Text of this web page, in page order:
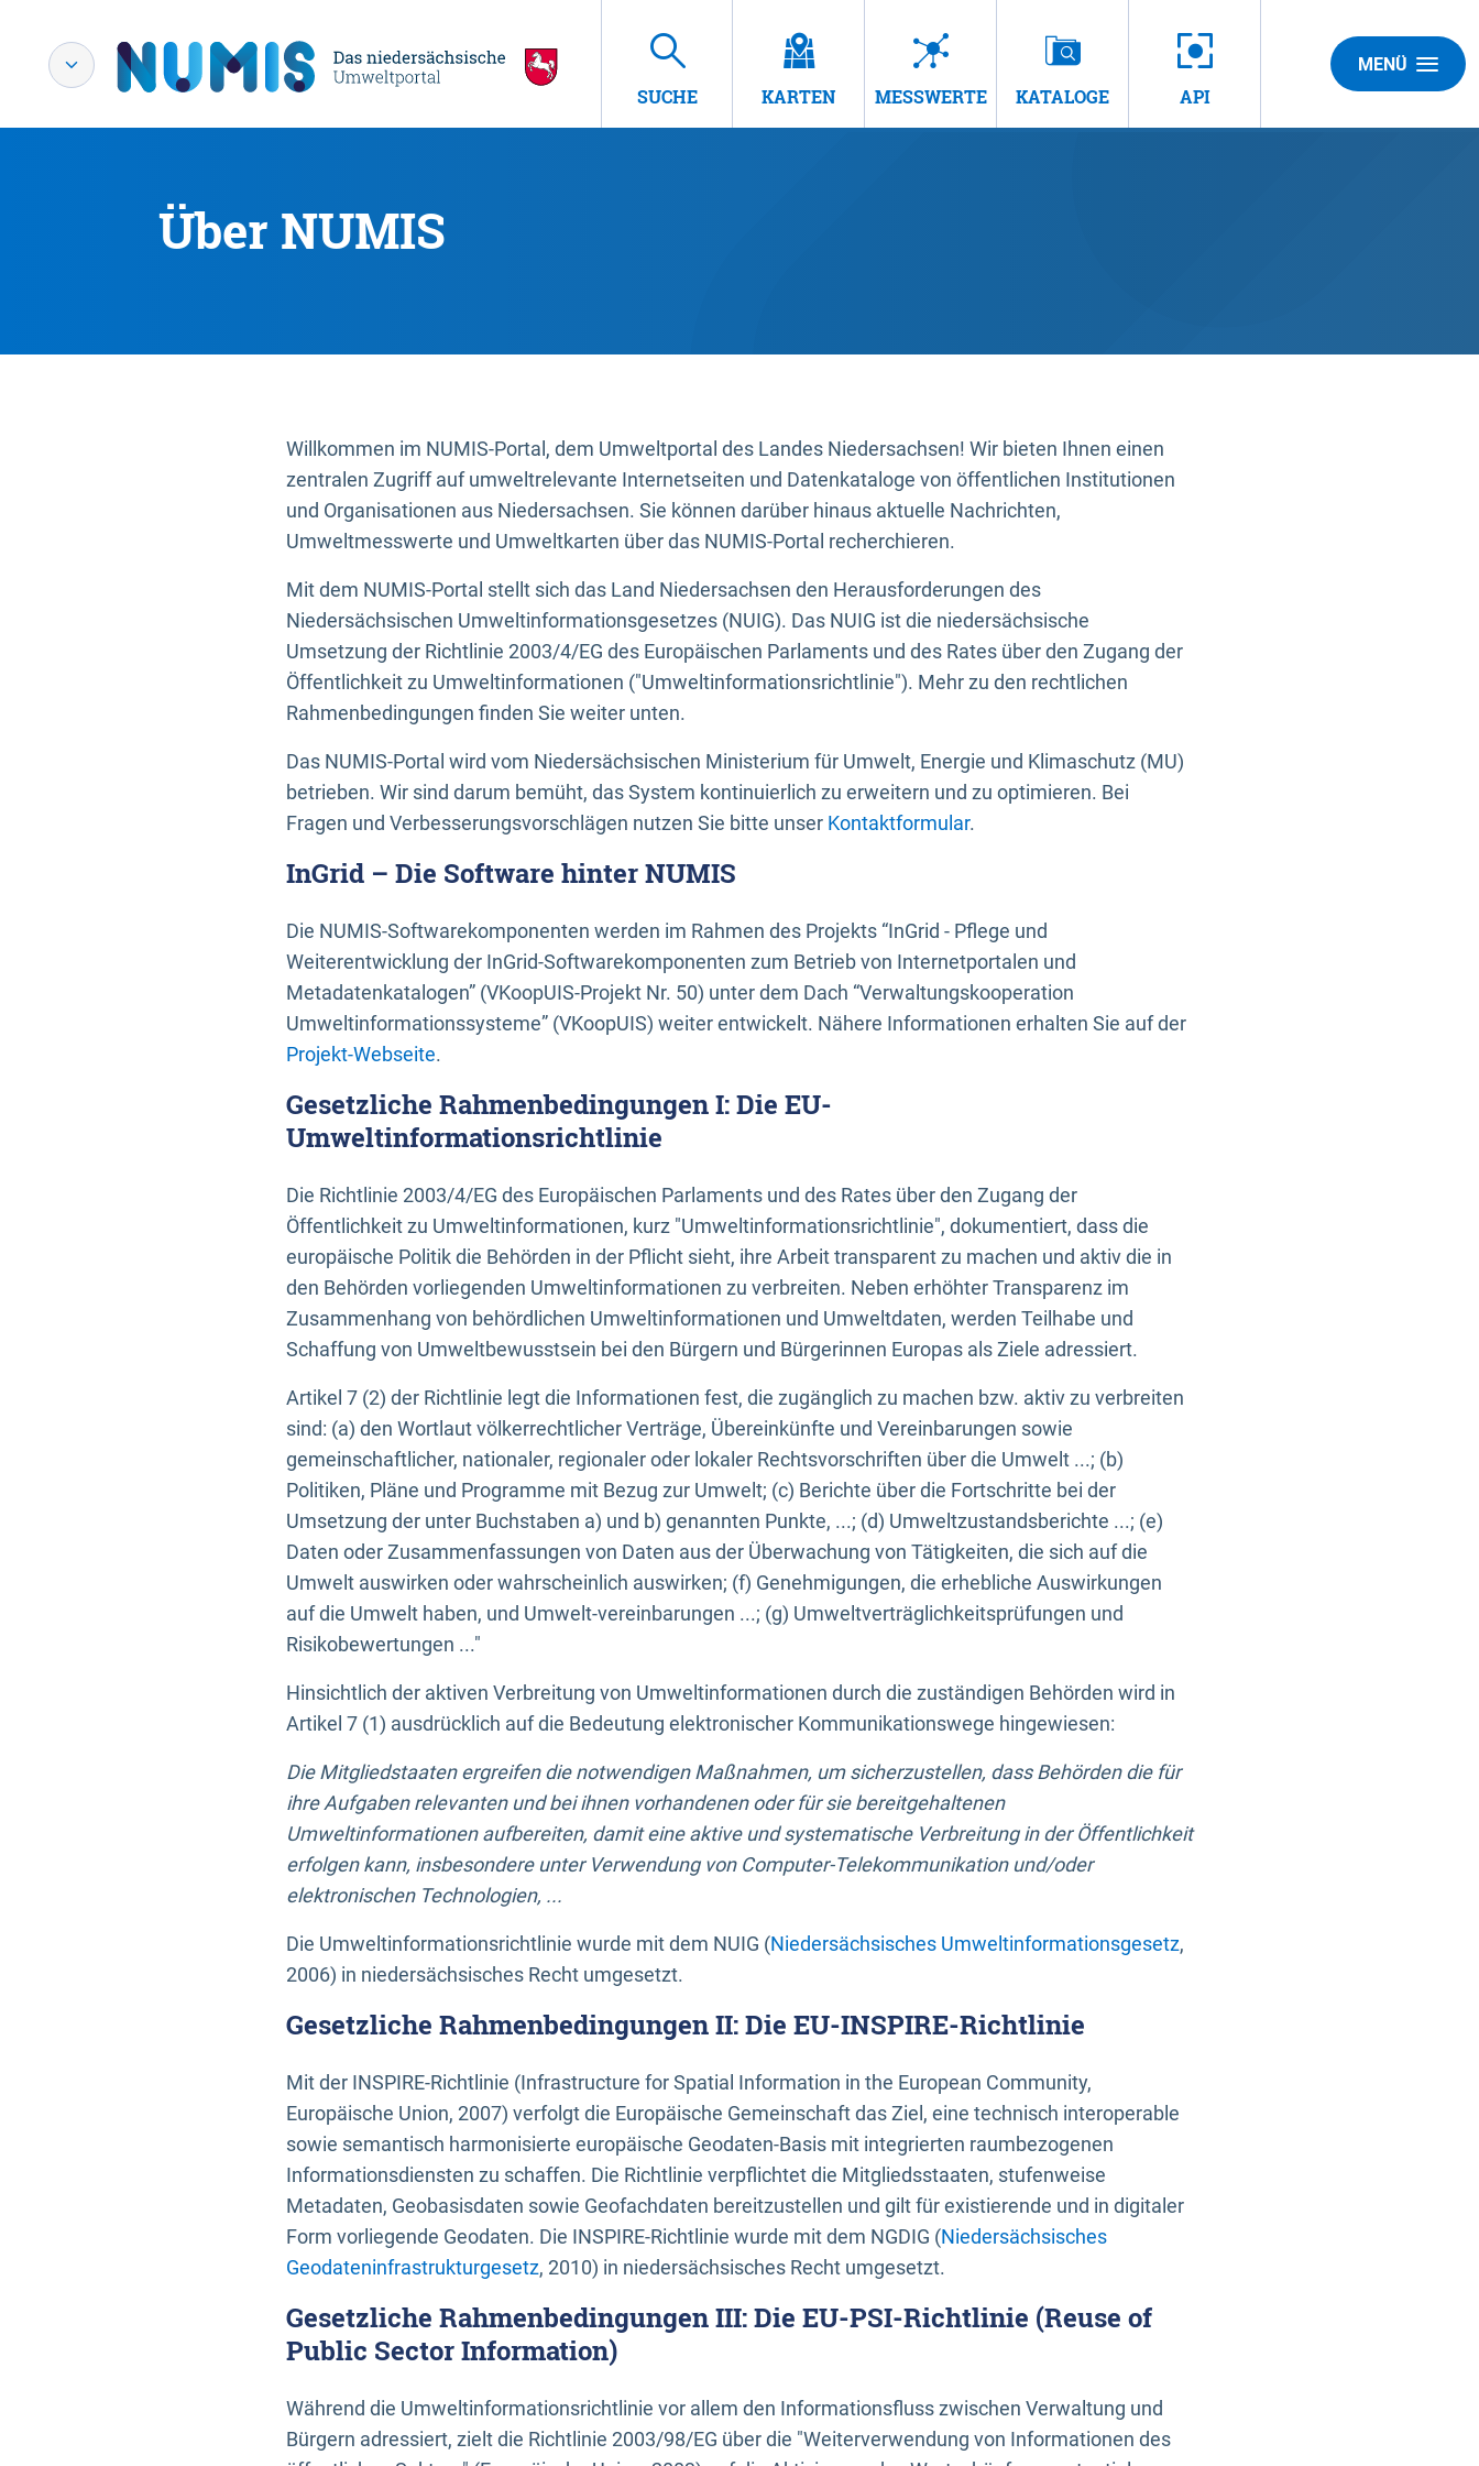
SUCHE KARTEN MESSWERTE KATALOGE API
MENÜ
Über NUMIS
Willkommen im NUMIS-Portal, dem Umweltportal des Landes Niedersachsen! Wir bieten Ihnen einen
zentralen Zugriff auf umweltrelevante Internetseiten und Datenkataloge von öffentlichen Institutionen
und Organisationen aus Niedersachsen. Sie können darüber hinaus aktuelle Nachrichten,
Umweltmesswerte und Umweltkarten über das NUMIS-Portal recherchieren.
Mit dem NUMIS-Portal stellt sich das Land Niedersachsen den Herausforderungen des
Niedersächsischen Umweltinformationsgesetzes (NUIG). Das NUIG ist die niedersächsische
Umsetzung der Richtlinie 2003/4/EG des Europäischen Parlaments und des Rates über den Zugang der
Öffentlichkeit zu Umweltinformationen ("Umweltinformationsrichtlinie"). Mehr zu den rechtlichen
Rahmenbedingungen finden Sie weiter unten.
Das NUMIS-Portal wird vom Niedersächsischen Ministerium für Umwelt, Energie und Klimaschutz (MU)
betrieben. Wir sind darum bemüht, das System kontinuierlich zu erweitern und zu optimieren. Bei
Fragen und Verbesserungsvorschlägen nutzen Sie bitte unser Kontaktformular.
InGrid – Die Software hinter NUMIS
Die NUMIS-Softwarekomponenten werden im Rahmen des Projekts “InGrid - Pflege und
Weiterentwicklung der InGrid-Softwarekomponenten zum Betrieb von Internetportalen und
Metadatenkatalogen” (VKoopUIS-Projekt Nr. 50) unter dem Dach “Verwaltungskooperation
Umweltinformationssysteme” (VKoopUIS) weiter entwickelt. Nähere Informationen erhalten Sie auf der
Projekt-Webseite.
Gesetzliche Rahmenbedingungen I: Die EU-
Umweltinformationsrichtlinie
Die Richtlinie 2003/4/EG des Europäischen Parlaments und des Rates über den Zugang der
Öffentlichkeit zu Umweltinformationen, kurz "Umweltinformationsrichtlinie", dokumentiert, dass die
europäische Politik die Behörden in der Pflicht sieht, ihre Arbeit transparent zu machen und aktiv die in
den Behörden vorliegenden Umweltinformationen zu verbreiten. Neben erhöhter Transparenz im
Zusammenhang von behördlichen Umweltinformationen und Umweltdaten, werden Teilhabe und
Schaffung von Umweltbewusstsein bei den Bürgern und Bürgerinnen Europas als Ziele adressiert.
Artikel 7 (2) der Richtlinie legt die Informationen fest, die zugänglich zu machen bzw. aktiv zu verbreiten
sind: (a) den Wortlaut völkerrechtlicher Verträge, Übereinkünfte und Vereinbarungen sowie
gemeinschaftlicher, nationaler, regionaler oder lokaler Rechtsvorschriften über die Umwelt ...; (b)
Politiken, Pläne und Programme mit Bezug zur Umwelt; (c) Berichte über die Fortschritte bei der
Umsetzung der unter Buchstaben a) und b) genannten Punkte, ...; (d) Umweltzustandsberichte ...; (e)
Daten oder Zusammenfassungen von Daten aus der Überwachung von Tätigkeiten, die sich auf die
Umwelt auswirken oder wahrscheinlich auswirken; (f) Genehmigungen, die erhebliche Auswirkungen
auf die Umwelt haben, und Umwelt-vereinbarungen ...; (g) Umweltverträglichkeitsprüfungen und
Risikobewertungen ..."
Hinsichtlich der aktiven Verbreitung von Umweltinformationen durch die zuständigen Behörden wird in
Artikel 7 (1) ausdrücklich auf die Bedeutung elektronischer Kommunikationswege hingewiesen:
Die Mitgliedstaaten ergreifen die notwendigen Maßnahmen, um sicherzustellen, dass Behörden die für
ihre Aufgaben relevanten und bei ihnen vorhandenen oder für sie bereitgehaltenen
Umweltinformationen aufbereiten, damit eine aktive und systematische Verbreitung in der Öffentlichkeit
erfolgen kann, insbesondere unter Verwendung von Computer-Telekommunikation und/oder
elektronischen Technologien, ...
Die Umweltinformationsrichtlinie wurde mit dem NUIG (Niedersächsisches Umweltinformationsgesetz,
2006) in niedersächsisches Recht umgesetzt.
Gesetzliche Rahmenbedingungen II: Die EU-INSPIRE-Richtlinie
Mit der INSPIRE-Richtlinie (Infrastructure for Spatial Information in the European Community,
Europäische Union, 2007) verfolgt die Europäische Gemeinschaft das Ziel, eine technisch interoperable
sowie semantisch harmonisierte europäische Geodaten-Basis mit integrierten raumbezogenen
Informationsdiensten zu schaffen. Die Richtlinie verpflichtet die Mitgliedsstaaten, stufenweise
Metadaten, Geobasisdaten sowie Geofachdaten bereitzustellen und gilt für existierende und in digitaler
Form vorliegende Geodaten. Die INSPIRE-Richtlinie wurde mit dem NGDIG (Niedersächsisches
Geodateninfrastrukturgesetz, 2010) in niedersächsisches Recht umgesetzt.
Gesetzliche Rahmenbedingungen III: Die EU-PSI-Richtlinie (Reuse of
Public Sector Information)
Während die Umweltinformationsrichtlinie vor allem den Informationsfluss zwischen Verwaltung und
Bürgern adressiert, zielt die Richtlinie 2003/98/EG über die "Weiterverwendung von Informationen des